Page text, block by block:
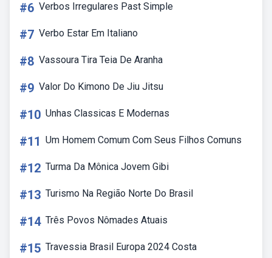
#6 Verbos Irregulares Past Simple
#7 Verbo Estar Em Italiano
#8 Vassoura Tira Teia De Aranha
#9 Valor Do Kimono De Jiu Jitsu
#10 Unhas Classicas E Modernas
#11 Um Homem Comum Com Seus Filhos Comuns
#12 Turma Da Mônica Jovem Gibi
#13 Turismo Na Região Norte Do Brasil
#14 Três Povos Nômades Atuais
#15 Travessia Brasil Europa 2024 Costa